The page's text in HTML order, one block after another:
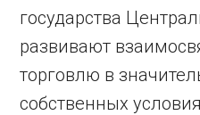
государства
развивают
торговлю в
собственных